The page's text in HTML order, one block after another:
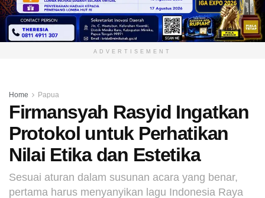
ADVERTISEMENT
Home Papua
Firmansyah Rasyid Ingatkan
Protokol untuk Perhatikan
Nilai Etika dan Estetika
Sesuai aturan dalam susunan acara yang benar,
pertama harus menyanyikan lagu Indonesia Raya